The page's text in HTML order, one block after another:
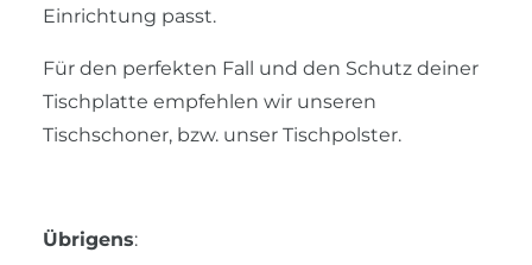
Einrichtung passt.
Für den perfekten Fall und den Schutz deiner
Tischplatte empfehlen wir unseren
Tischschoner, bzw. unser Tischpolster.
Übrigens: